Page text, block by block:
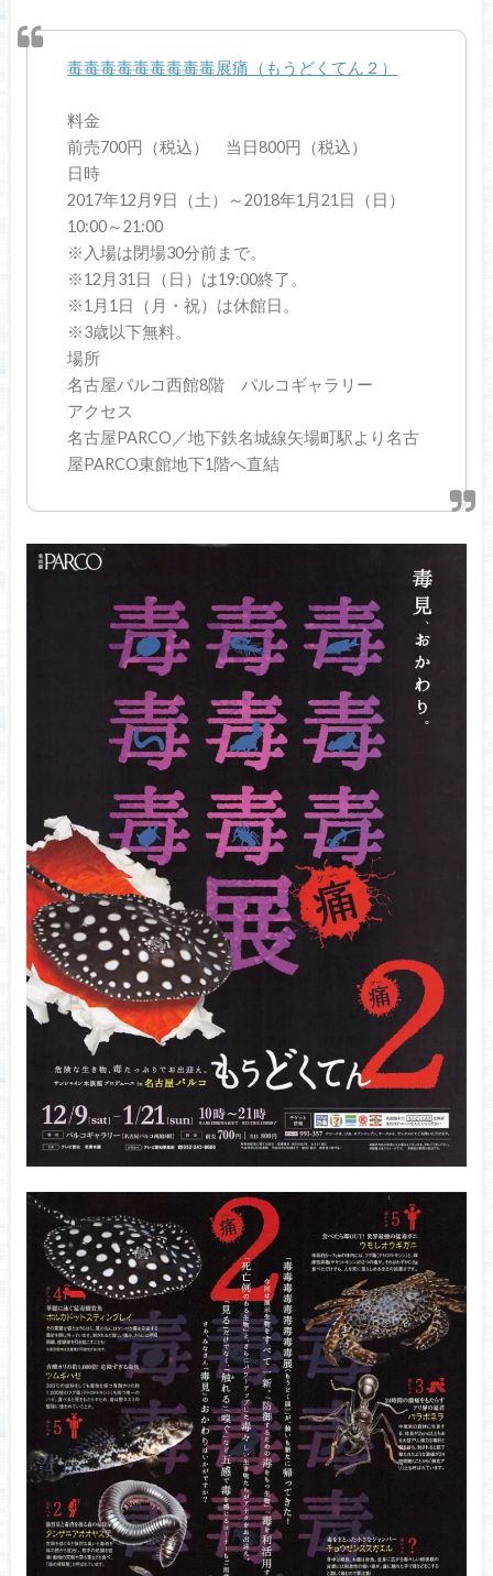
毒毒毒毒毒毒毒毒毒展痛（もうどくてん２）
料金
前売700円（税込） 当日800円（税込）
日時
2017年12月9日（土）～2018年1月21日（日）
10:00～21:00
※入場は閉場30分前まで。
※12月31日（日）は19:00終了。
※1月1日（月・祝）は休館日。
※3歳以下無料。
場所
名古屋パルコ西館8階 パルコギャラリー
アクセス
名古屋PARCO／地下鉄名城線矢場町駅より名古
屋PARCO東館地下1階へ直結